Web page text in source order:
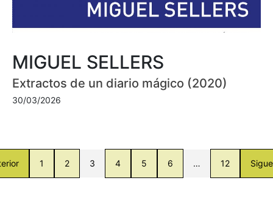
MIGUEL SELLERS
Extractos de un diario mágico (2020)
30/03/2026
1 2 3 4 5 6 … 12